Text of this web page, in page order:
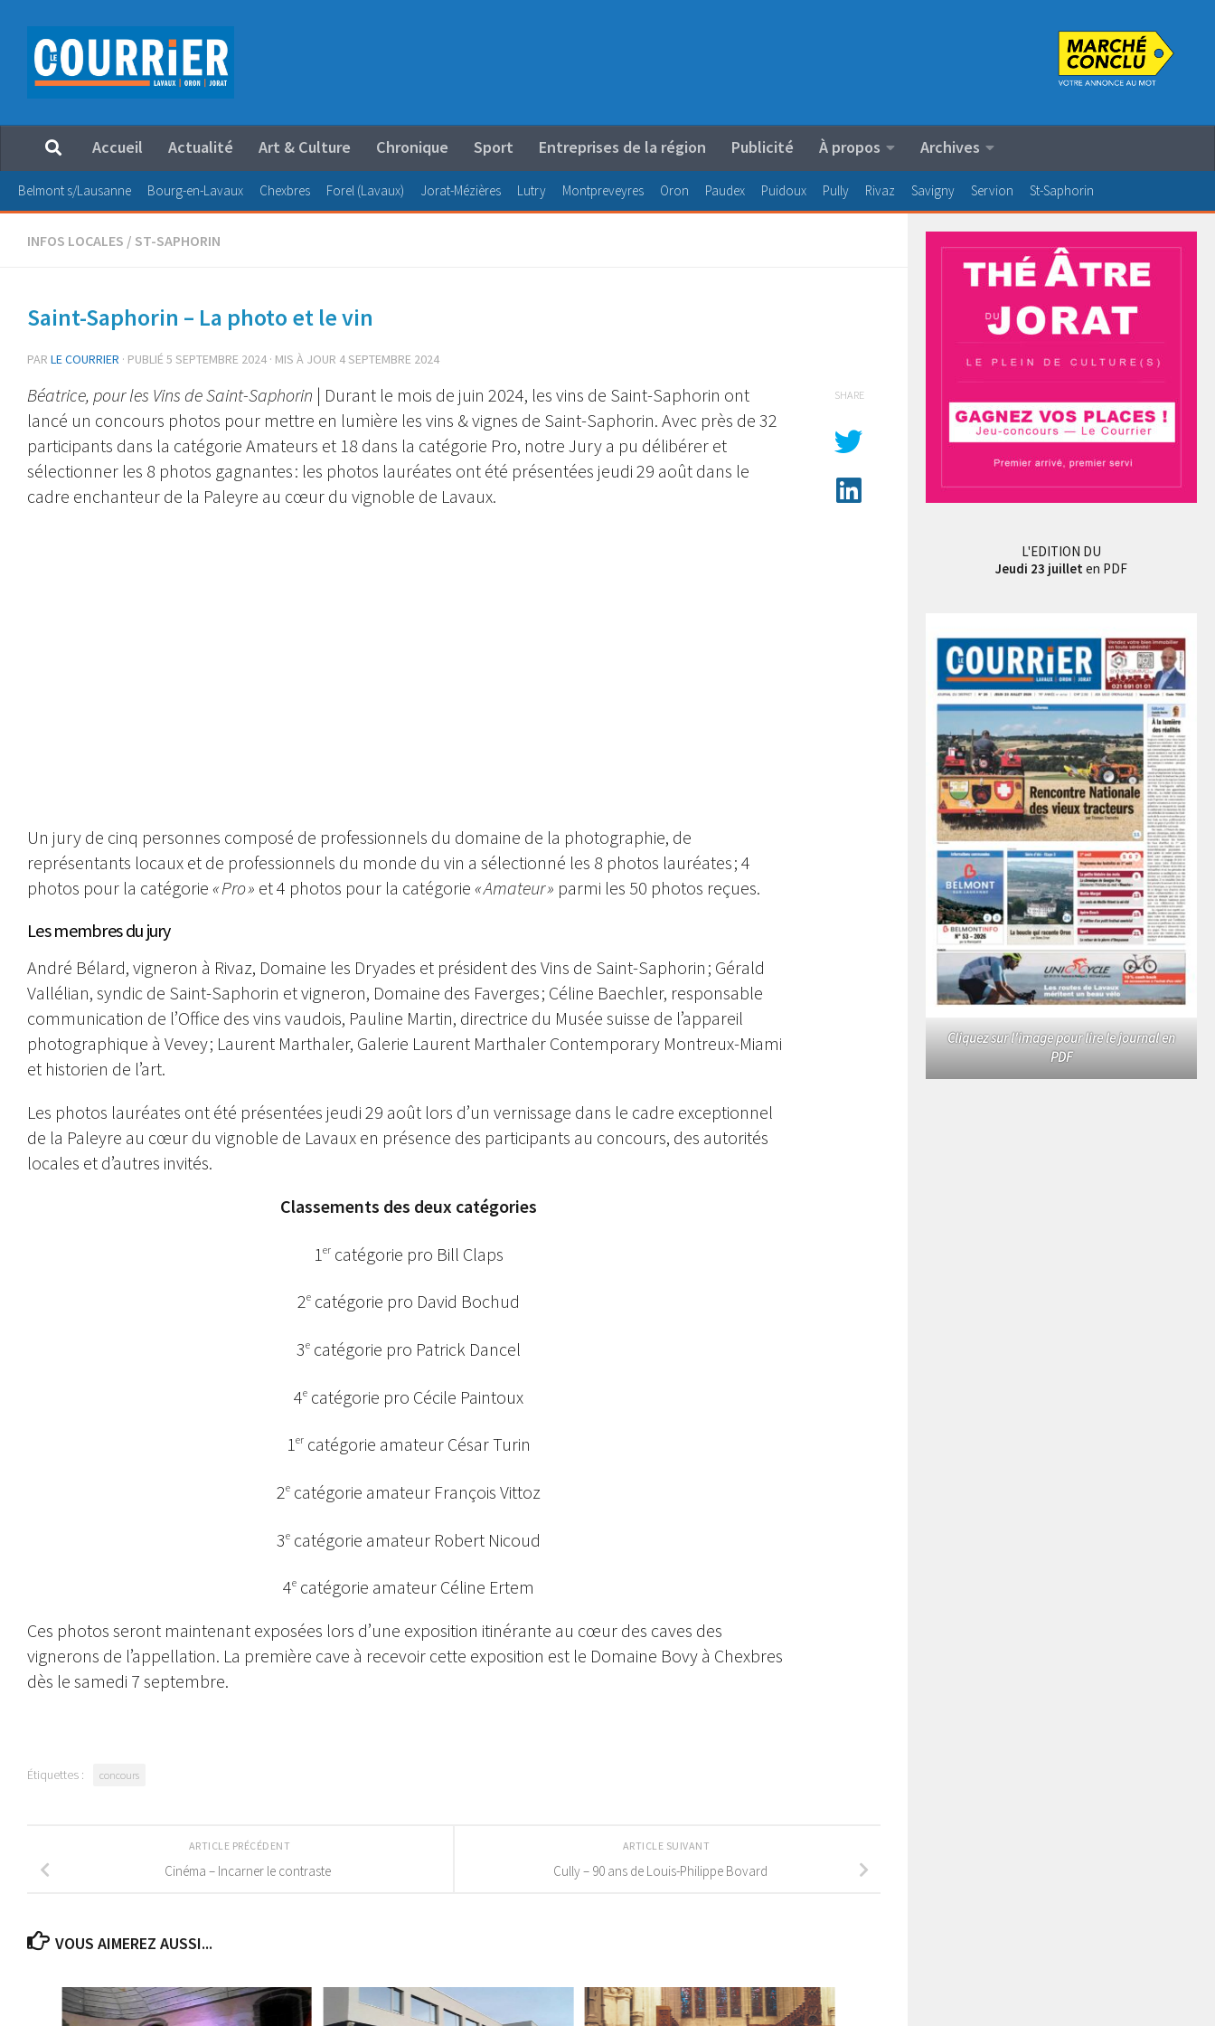
Au dessous du contenu
Accueil Actualité Art & Culture Chronique Sport Entreprises de la région Publicité À propos Archives
Belmont s/Lausanne Bourg-en-Lavaux Chexbres Forel (Lavaux) Jorat-Mézières Lutry Montpreveyres Oron Paudex Puidoux Pully Rivaz Savigny Servion St-Saphorin
INFOS LOCALES / ST-SAPHORIN
Saint-Saphorin – La photo et le vin
PAR LE COURRIER · PUBLIÉ 5 SEPTEMBRE 2024 · MIS À JOUR 4 SEPTEMBRE 2024
Béatrice, pour les Vins de Saint-Saphorin | Durant le mois de juin 2024, les vins de Saint-Saphorin ont
lancé un concours photos pour mettre en lumière les vins & vignes de Saint-Saphorin. Avec près de 32
participants dans la catégorie Amateurs et 18 dans la catégorie Pro, notre Jury a pu délibérer et
sélectionner les 8 photos gagnantes : les photos lauréates ont été présentées jeudi 29 août dans le
cadre enchanteur de la Paleyre au cœur du vignoble de Lavaux.
Un jury de cinq personnes composé de professionnels du domaine de la photographie, de
représentants locaux et de professionnels du monde du vin a sélectionné les 8 photos lauréates ; 4
photos pour la catégorie « Pro » et 4 photos pour la catégorie « Amateur » parmi les 50 photos reçues.
Les membres du jury
André Bélard, vigneron à Rivaz, Domaine les Dryades et président des Vins de Saint-Saphorin ; Gérald
Vallélian, syndic de Saint-Saphorin et vigneron, Domaine des Faverges ; Céline Baechler, responsable
communication de l’Office des vins vaudois, Pauline Martin, directrice du Musée suisse de l’appareil
photographique à Vevey ; Laurent Marthaler, Galerie Laurent Marthaler Contemporary Montreux-Miami
et historien de l’art.
Les photos lauréates ont été présentées jeudi 29 août lors d’un vernissage dans le cadre exceptionnel
de la Paleyre au cœur du vignoble de Lavaux en présence des participants au concours, des autorités
locales et d’autres invités.
Classements des deux catégories
1 er catégorie pro Bill Claps
2e catégorie pro David Bochud
3e catégorie pro Patrick Dancel
4e catégorie pro Cécile Paintoux
1 er catégorie amateur César Turin
2e catégorie amateur François Vittoz
3e catégorie amateur Robert Nicoud
4e catégorie amateur Céline Ertem
Ces photos seront maintenant exposées lors d’une exposition itinérante au cœur des caves des
vignerons de l’appellation. La première cave à recevoir cette exposition est le Domaine Bovy à Chexbres
dès le samedi 7 septembre.
SHARE
Étiquettes : concours
ARTICLE SUIVANT
Cully – 90 ans de Louis-Philippe Bovard
ARTICLE PRÉCÉDENT
Cinéma – Incarner le contraste
VOUS AIMEREZ AUSSI...
L'EDITION DU
Jeudi 23 juillet en PDF
Cliquez sur l'image pour lire le journal en
PDF